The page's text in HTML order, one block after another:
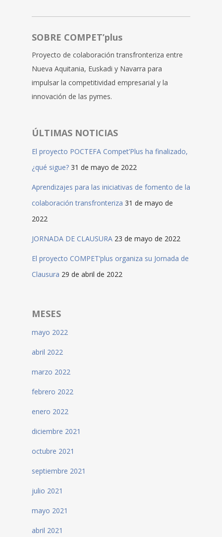
SOBRE COMPET’plus
Proyecto de colaboración transfronteriza entre
Nueva Aquitania, Euskadi y Navarra para
impulsar la competitividad empresarial y la
innovación de las pymes.
ÚLTIMAS NOTICIAS
El proyecto POCTEFA Compet’Plus ha finalizado,
¿qué sigue? 31 de mayo de 2022
Aprendizajes para las iniciativas de fomento de la
colaboración transfronteriza 31 de mayo de
2022
JORNADA DE CLAUSURA 23 de mayo de 2022
El proyecto COMPET’plus organiza su Jornada de
Clausura 29 de abril de 2022
MESES
mayo 2022
abril 2022
marzo 2022
febrero 2022
enero 2022
diciembre 2021
octubre 2021
septiembre 2021
julio 2021
mayo 2021
abril 2021